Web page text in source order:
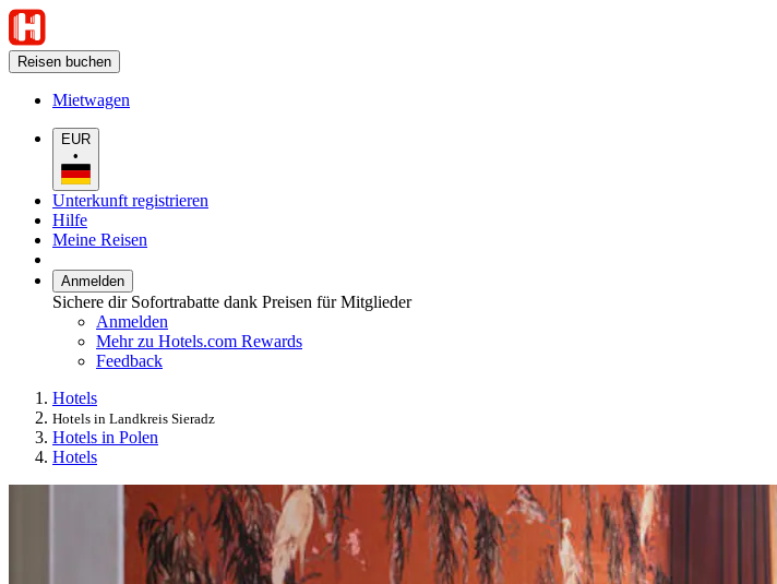
Reisen buchen
Mietwagen
EUR
•
Unterkunft registrieren
Hilfe
Meine Reisen
Anmelden
Sichere dir Sofortrabatte dank Preisen für Mitglieder
Anmelden
Mehr zu Hotels.com Rewards
Feedback
Hotels
Hotels in Landkreis Sieradz
Hotels in Polen
Hotels